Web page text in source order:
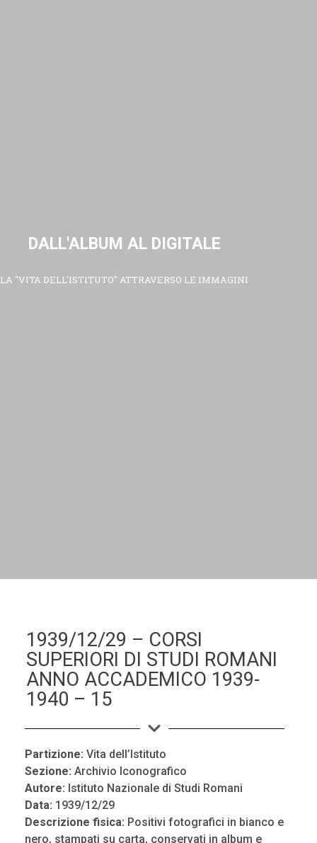
DALL'ALBUM AL DIGITALE
LA "VITA DELL'ISTITUTO" ATTRAVERSO LE IMMAGINI
1939/12/29 – CORSI
SUPERIORI DI STUDI ROMANI
ANNO ACCADEMICO 1939-
1940 – 15
Partizione: Vita dell’Istituto
Sezione: Archivio Iconografico
Autore: Istituto Nazionale di Studi Romani
Data: 1939/12/29
Descrizione fisica: Positivi fotografici in bianco e
nero, stampati su carta, conservati in album e